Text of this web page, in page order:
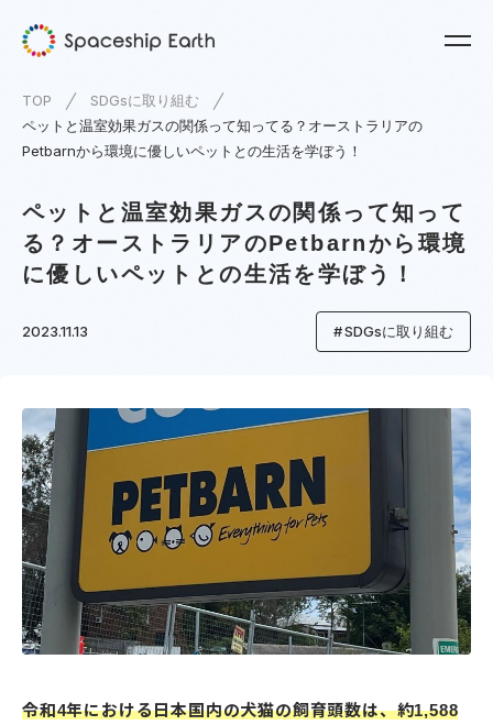
TOP
SDGsに取り組む
ペットと温室効果ガスの関係って知ってる？オーストラリアの
Petbarnから環境に優しいペットとの生活を学ぼう！
ペットと温室効果ガスの関係って知って
る？オーストラリアのPetbarnから環境
に優しいペットとの生活を学ぼう！
2023.11.13 SDGsに取り組む
令和4年における日本国内の犬猫の飼育頭数は、約1,588